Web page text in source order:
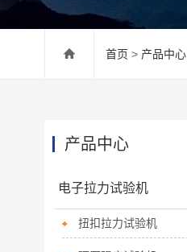
首页 > 产品中心
产品中心
电子拉力试验机
扭扣拉力试验机